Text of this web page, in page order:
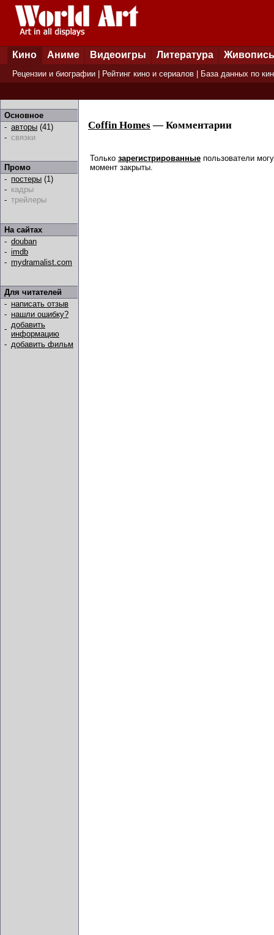
Кино Аниме Видеоигры Литература Живопись
Рецензии и биографии Рейтинг кино и сериалов База данных по
Основное
- авторы (41)
- связки
Промо
- постеры (1)
- кадры
- трейлеры
На сайтах
- douban
- imdb
- mydramalist.com
Для читателей
- написать отзыв
- нашли ошибку?
- добавить
информацию
- добавить фильм
Coffin Homes— Комментарии
Только зарегистрированные пользователи
момент закрыты.